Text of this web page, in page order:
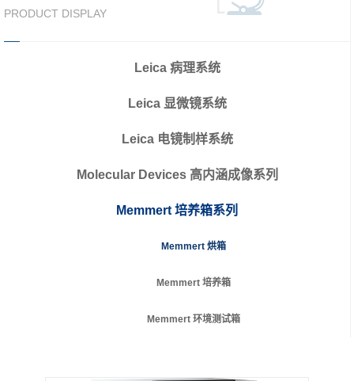
PRODUCT DISPLAY
Leica 病理系统
Leica 显微镜系统
Leica 电镜制样系统
Molecular Devices 高内涵成像系列
Memmert 培养箱系列
Memmert 烘箱
Memmert 培养箱
Memmert 环境测试箱